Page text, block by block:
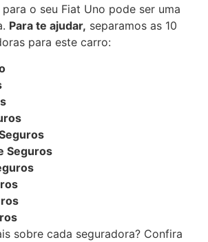
o seu Fiat Uno pode ser uma
Para te ajudar, separamos as 10
para este carro:
Seguros
sobre cada seguradora? Confira